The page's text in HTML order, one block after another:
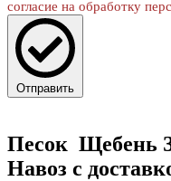
согласие на обработку
Отправить
Песок Щебень
Навоз с